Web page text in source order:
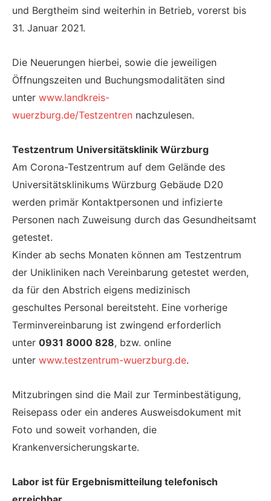
und Bergtheim sind weiterhin in Betrieb, vorerst bis
31. Januar 2021.
Die Neuerungen hierbei, sowie die jeweiligen
Öffnungszeiten und Buchungsmodalitäten sind
unter www.landkreis-
wuerzburg.de/Testzentren nachzulesen.
Testzentrum Universitätsklinik Würzburg
Am Corona-Testzentrum auf dem Gelände des
Universitätsklinikums Würzburg Gebäude D20
werden primär Kontaktpersonen und infizierte
Personen nach Zuweisung durch das Gesundheitsamt
getestet.
Kinder ab sechs Monaten können am Testzentrum
der Unikliniken nach Vereinbarung getestet werden,
da für den Abstrich eigens medizinisch
geschultes Personal bereitsteht. Eine vorherige
Terminvereinbarung ist zwingend erforderlich
unter 0931 8000 828, bzw. online
unter www.testzentrum-wuerzburg.de.
Mitzubringen sind die Mail zur Terminbestätigung,
Reisepass oder ein anderes Ausweisdokument mit
Foto und soweit vorhanden, die
Krankenversicherungskarte.
Labor ist für Ergebnismitteilung telefonisch